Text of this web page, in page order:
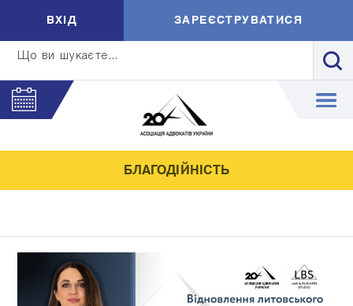
Що ви шукаєте...
ВXIД ЗАРЕЄСТРУВАТИСЯ
БЛАГОДІЙНІСТЬ